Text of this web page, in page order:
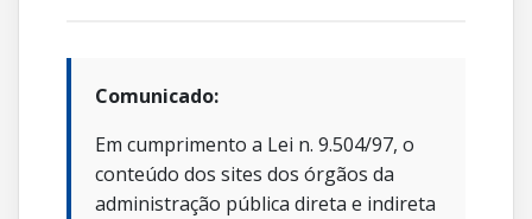
Comunicado:
Em cumprimento a Lei n. 9.504/97, o
conteúdo dos sites dos órgãos da
administração pública direta e indireta